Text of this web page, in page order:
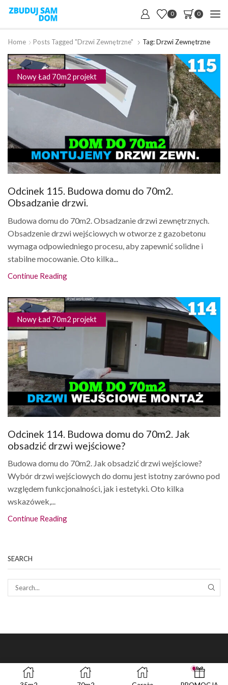
0 0
Home Posts Tagged "drzwi Zewnętrzne" Tag: Drzwi Zewnętrzne
Nowy Ład 70m2 projekt
Odcinek 115. Budowa domu do 70m2.
Obsadzanie drzwi.
Budowa domu do 70m2. Obsadzanie drzwi zewnętrznych.
Obsadzenie drzwi wejściowych w otworze z gazobetonu
wymaga odpowiedniego procesu, aby zapewnić solidne i
stabilne mocowanie. Oto kilka...
Continue Reading
Nowy Ład 70m2 projekt
Odcinek 114. Budowa domu do 70m2. Jak
obsadzić drzwi wejściowe?
Budowa domu do 70m2. Jak obsadzić drzwi wejściowe?
Wybór drzwi wejściowych do domu jest istotny zarówno pod
względem funkcjonalności, jak i estetyki. Oto kilka
wskazówek,...
Continue Reading
SEARCH